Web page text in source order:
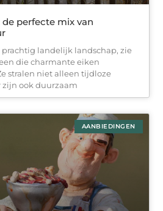
perfecte mix van
prachtig landelijk landschap, zie
die charmante eiken
stralen niet alleen tijdloze
ook duurzaam
AANBIEDINGEN